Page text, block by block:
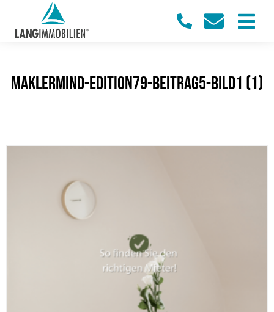
maklermind-edition79-beitrag5-bild1 (1)